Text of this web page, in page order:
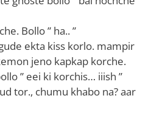
Bollo ” ha.. ”
ekta kiss korlo. mampir
jeno kapkap korche.
” eei ki korchis… iiish ”
tor., chumu khabo na? aar